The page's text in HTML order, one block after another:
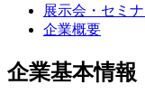
展示会・セミ
企業概要
企業基本情報